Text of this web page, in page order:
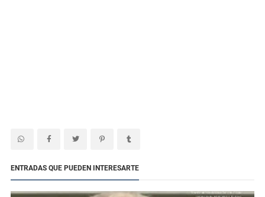
ENTRADAS QUE PUEDEN INTERESARTE